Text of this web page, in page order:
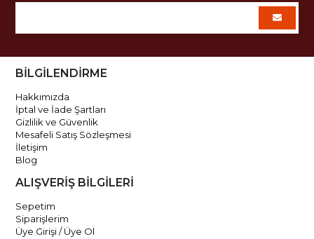
BİLGİLENDİRME
Hakkımızda
İptal ve İade Şartları
Gizlilik ve Güvenlik
Mesafeli Satış Sözleşmesi
İletişim
Blog
ALIŞVERİŞ BİLGİLERİ
Sepetim
Siparişlerim
Üye Girişi / Üye Ol